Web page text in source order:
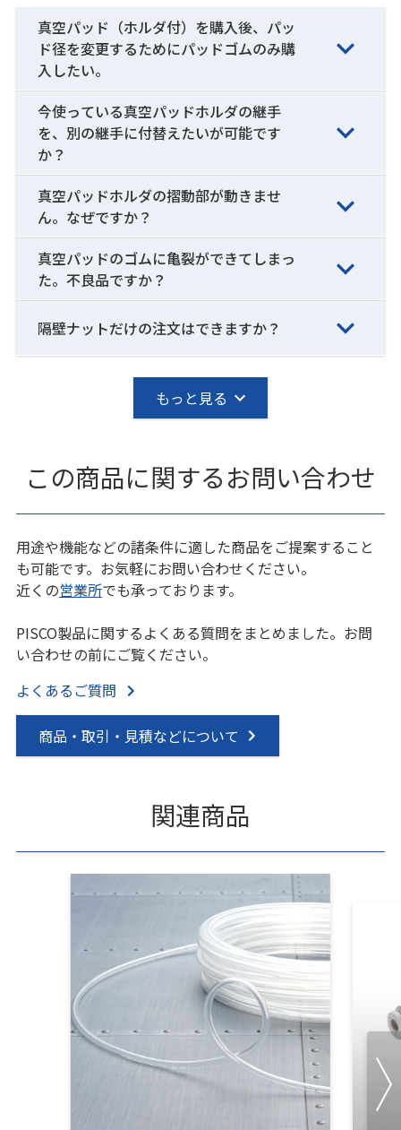
真空パッド（ホルダ付）を購入後、パッ
ド径を変更するためにパッドゴムのみ購
入したい。
今使っている真空パッドホルダの継手
を、別の継手に付替えたいが可能です
か？
真空パッドホルダの摺動部が動きませ
ん。なぜですか？
真空パッドのゴムに亀裂ができてしまっ
た。不良品ですか？
隔壁ナットだけの注文はできますか？
もっと見る
この商品に関するお問い合わせ
用途や機能などの諸条件に適した商品をご提案すること
も可能です。お気軽にお問い合わせください。
近くの営業所でも承っております。
PISCO製品に関するよくある質問をまとめました。お問
い合わせの前にご覧ください。
よくあるご質問
商品・取引・見積などについて
関連商品